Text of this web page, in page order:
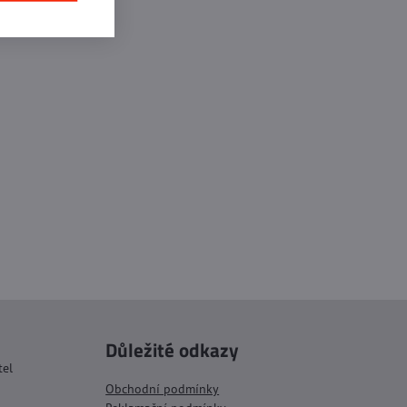
Důležité odkazy
Obchodní podmínky